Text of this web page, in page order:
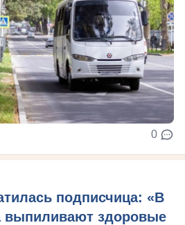
0
подписчица: «В
выпиливают здоровые